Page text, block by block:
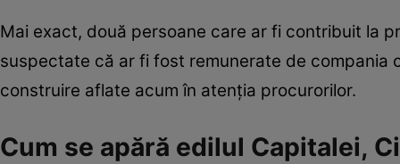
Mai exact, două persoane care ar fi contribuit la
suspectate că ar fi fost remunerate de compania
construire aflate acum în atenția procurorilor.
Cum se apără edilul Capitalei,